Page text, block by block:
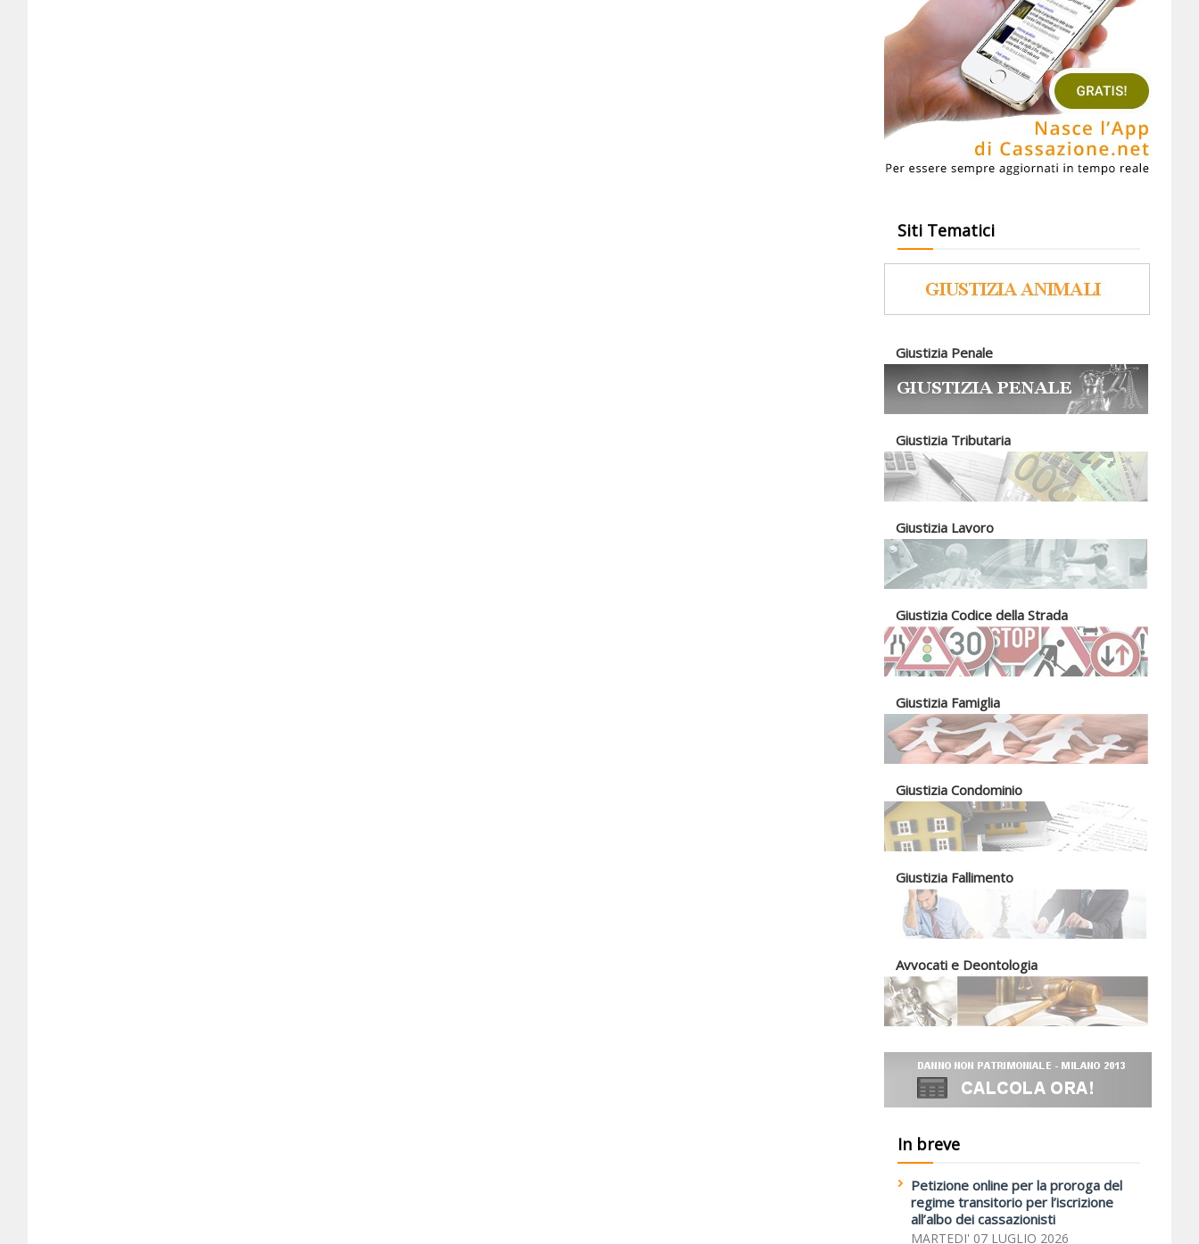
Siti Tematici
Giustizia Penale
Giustizia Tributaria
Giustizia Lavoro
Giustizia Codice della Strada
Giustizia Famiglia
Giustizia Condominio
Giustizia Fallimento
Avvocati e Deontologia
In breve
Petizione online per la proroga del
regime transitorio per l’iscrizione
all’albo dei cassazionisti
MARTEDI' 07 LUGLIO 2026